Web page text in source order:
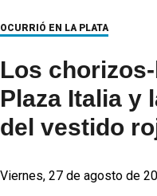
OCURRIÓ EN LA PLATA
Los
Plaza Italia y
del vestido
Viernes, 27 de agosto de